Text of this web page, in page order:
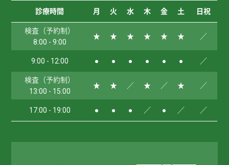
診療時間 月 火 水 木 金 土 日祝
検査（予約制）
8:00 - 9:00
★ ★ ★ ★ ★ ★ ／
9:00 - 12:00 ● ● ● ● ● ● ／
検査（予約制）
13:00 - 15:00
★ ★ ／ ★ ／ ★ ／
17:00 - 19:00 ● ● ● ／ ● ／ ／